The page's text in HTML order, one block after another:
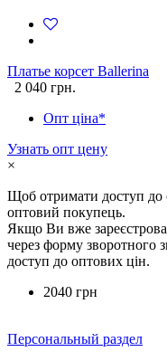
Платье корсет Ballerina
2 040 грн.
Опт ціна*
Узнать опт цену
×
Щоб отримати доступ до
оптовий покупець.
Якщо Ви вже
через форму зворотного
доступ до оптових цін.
2040 грн
Персональный раздел